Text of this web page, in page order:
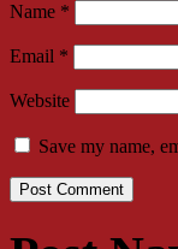
Name *
Email *
Website
Save my name,